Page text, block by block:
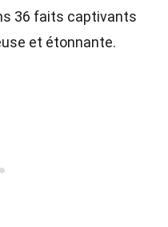
36 faits captivants
et étonnante.